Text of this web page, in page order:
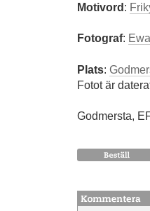
Motivord:
Fotograf:
Plats:
Fotot är
Godmersta,